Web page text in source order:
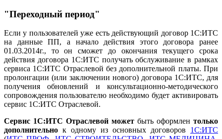
"Переходный период"
Если у пользователей уже есть действующий договор 1С:ИТС
на данные ПП, а начало действия этого договора ранее
01.03.2014г., то он сможет до окончания текущего срока
действия договора 1С:ИТС получать обслуживание в рамках
сервиса 1С:ИТС Отраслевой без дополнительной платы. При
пролонгации (или заключении нового) договора 1С:ИТС, для
получения обновлений и консультационно-методического
сопровождения пользователю необходимо будет активировать
сервис 1С:ИТС Отраслевой.
Сервис 1С:ИТС Отраслевой может быть оформлен только
дополнительно к одному из основных договоров 1С:ИТС